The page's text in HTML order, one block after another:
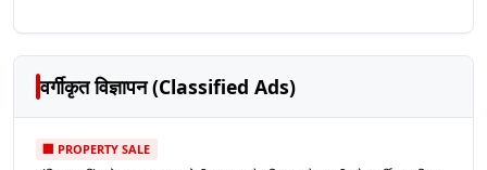
वर्गीकृत विज्ञापन (Classified Ads)
🏢 PROPERTY SALE